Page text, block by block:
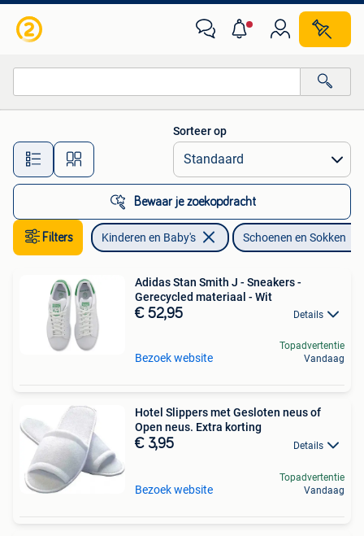
Alle afstanden…
Sorteer op
Bewaar je zoekopdracht
Filters Kinderen en Baby's Schoenen en Sokken
Adidas Stan Smith J - Sneakers -
Gerecycled materiaal - Wit
€ 52,95 Details
Bezoek website
Topadvertentie
Vandaag
Hotel Slippers met Gesloten neus of
Open neus. Extra korting
€ 3,95 Details
Bezoek website
Topadvertentie
Vandaag